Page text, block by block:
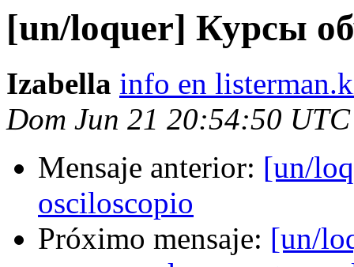
[un/loquer] Курсы
Izabella info en
Dom Jun 21 20:54:50
Mensaje anterior: [un/
osciloscopio
Próximo mensaje: [un/